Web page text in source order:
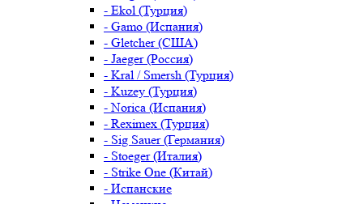
- Ekol (Турция)
- Gamo (Испания)
- Gletcher (США)
- Jaeger (Россия)
- Kral / Smersh (Турция)
- Kuzey (Турция)
- Norica (Испания)
- Reximex (Турция)
- Sig Sauer (Германия)
- Stoeger (Италия)
- Strike One (Китай)
- Испанские